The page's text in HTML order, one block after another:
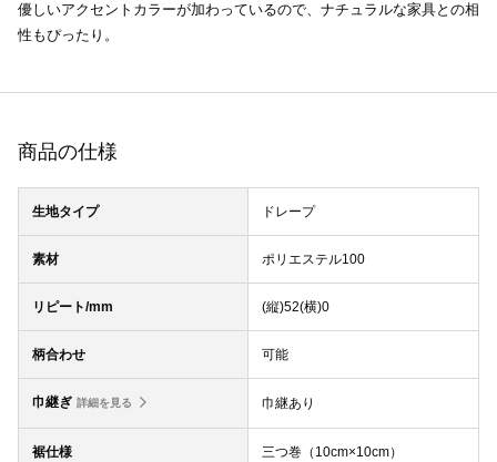
優しいアクセントカラーが加わっているので、ナチュラルな家具との相
性もぴったり。
商品の仕様
生地タイプ ドレープ
素材 ポリエステル100
リピート/mm (縦)52(横)0
柄合わせ 可能
巾継ぎ 詳細を見る 巾継あり
裾仕様 三つ巻（10cm×10cm）